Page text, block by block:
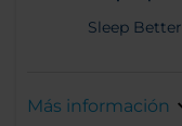
Sleep Better
Más información